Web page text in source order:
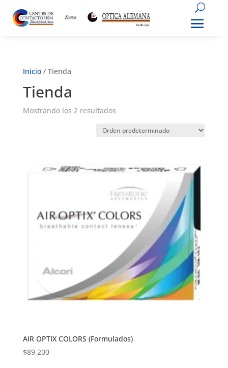
Inicio/ Tienda
Tienda
Mostrando los 2 resultados
AIR OPTIX COLORS (Formulados)
$89,200